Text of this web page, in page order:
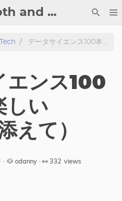
and ...
Tech データサイエンス100本ノック楽しい(Azureを添えて）
エンス100
しい
えて）
· 🐶 odanny · 👀 332 views